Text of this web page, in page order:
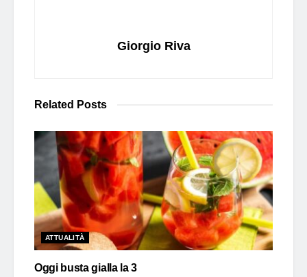
Giorgio Riva
Related Posts
ATTUALITÀ
Oggi busta gialla la 3